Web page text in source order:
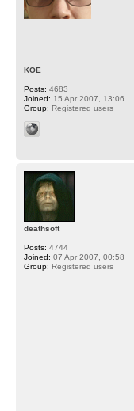
KOE
Posts: 4683
Joined: 15 Apr 2007, 13:06
Group: Registered users
deathsoft
Posts: 4744
Joined: 07 Apr 2007, 00:58
Group: Registered users